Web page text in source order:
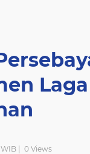
| 0Views